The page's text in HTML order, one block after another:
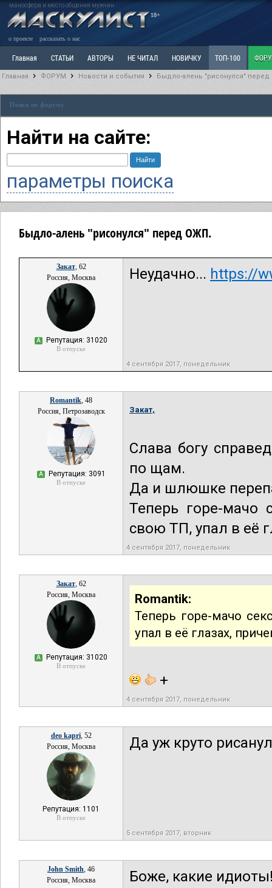
маносфера и место общения мужчин
18+
о проекте рассказать о нас
Главная СТАТЬИ АВТОРЫ НЕ ЧИТАЛ НОВИЧКУ ТОП-100
Ветка: Наболевшее. Выскажись!
РАЗДЕЛ: Разное
Главная ФОРУМ Новости и события Быдло-алень "рисонулся"
Поиск по форуму
Найти на сайте:
параметры поиска
Быдло-алень "рисонулся" перед ОЖП.
Закат, 62
Россия, Москва
А Репутация: 31020
В отпуске
Неудачно... https://
4 сентября 2017, понедельник
Romantik, 48
Россия, Петрозаводск
А Репутация: 3091
В отпуске
Закат,
Слава богу
по щам.
Да и шлюшке
Теперь горе-мачо
свою ТП, упал в её
4 сентября 2017, понедельник
Закат, 62
Россия, Москва
А Репутация: 31020
В отпуске
Romantik:
Теперь горе-мачо
упал в её глазах,
+
4 сентября 2017, понедельник
deo kapri, 52
Россия, Москва
Репутация: 1101
В отпуске
Да уж круто
5 сентября 2017, вторник
John Smith, 46
Россия, Москва
Боже, какие